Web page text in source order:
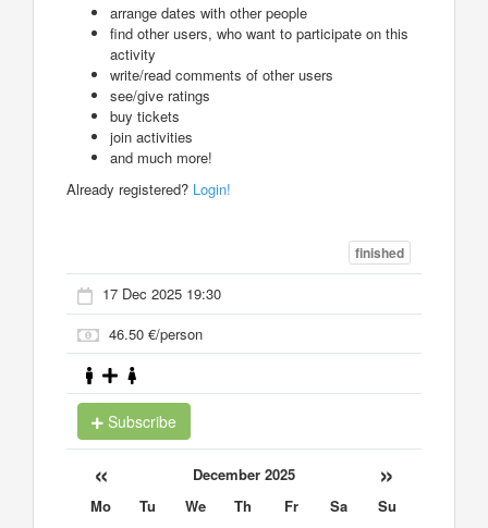
arrange dates with other people
find other users, who want to participate on this
activity
write/read comments of other users
see/give ratings
buy tickets
join activities
and much more!
Already registered? Login!
finished
17 Dec 2025 19:30
46.50 €/person
Subscribe
« December 2025 »
Mo Tu We Th Fr Sa
Su